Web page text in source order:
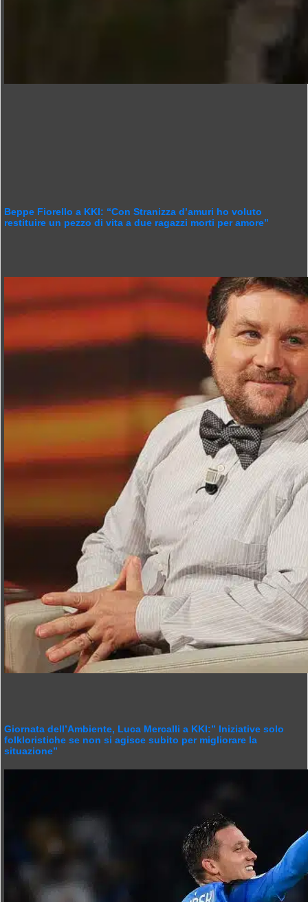
Beppe Fiorello a KKI: “Con Stranizza d’amuri ho voluto
restituire un pezzo di vita a due ragazzi morti per amore”
Giornata dell’Ambiente, Luca Mercalli a KKI:” Iniziative solo
folkloristiche se non si agisce subito per migliorare la
situazione”